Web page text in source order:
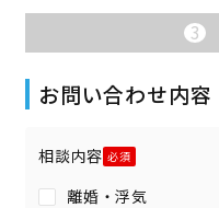
3
お問い合わせ内容
相談内容
離婚・浮気